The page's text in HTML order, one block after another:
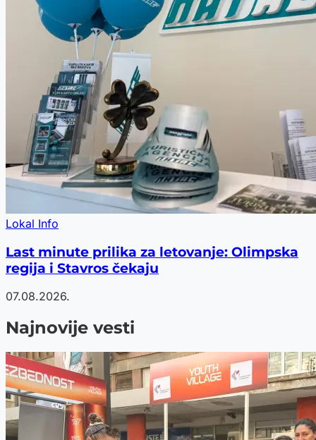
Lokal Info
Last minute prilika za letovanje: Olimpska
regija i Stavros čekaju
07.08.2026.
Najnovije vesti